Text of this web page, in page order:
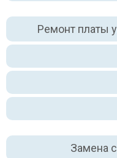
Ремонт платы
Замена